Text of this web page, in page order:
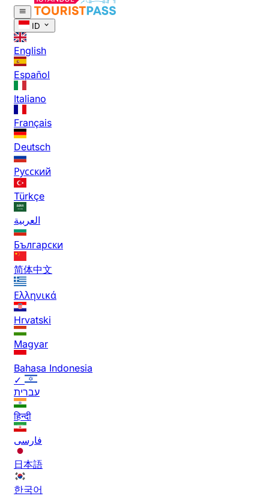
ID
English
Español
Italiano
Français
Deutsch
Русский
Türkçe
العربية
Български
简体中文
Ελληνικά
Hrvatski
Magyar
Bahasa Indonesia
✓
עברית
हिन्दी
فارسی
日本語
한국어